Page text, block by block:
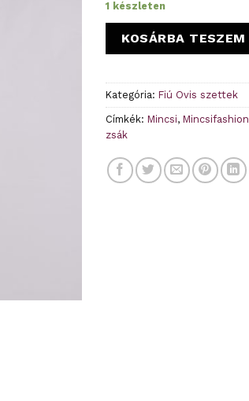
1 készleten
KOSÁRBA TESZEM
Kategória: Fiú Ovis szettek
Címkék: Mincsi, Mincsifashion
zsák